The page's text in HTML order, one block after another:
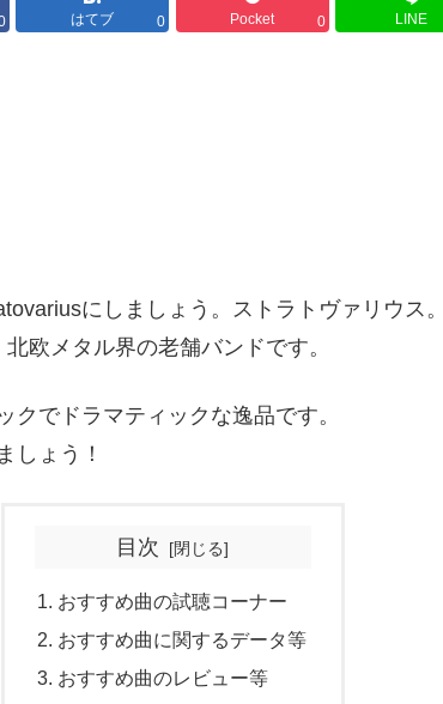
はてブ 0 Pocket 0 LINE
にしましょう。ストラトヴァリウス。
欧メタル界の老舗バンドです。
クでドラマティックな逸品です。
しょう！
目次
おすすめ曲の試聴コーナー
おすすめ曲に関するデータ等
おすすめ曲のレビュー等